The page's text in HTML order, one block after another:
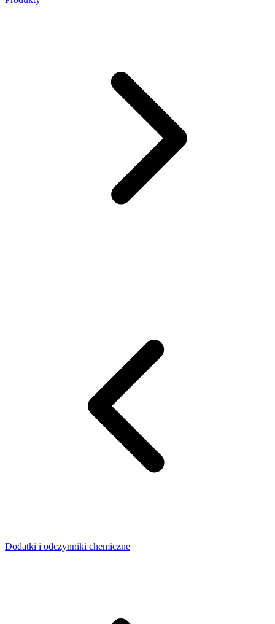
Dodatki i odczynniki chemiczne